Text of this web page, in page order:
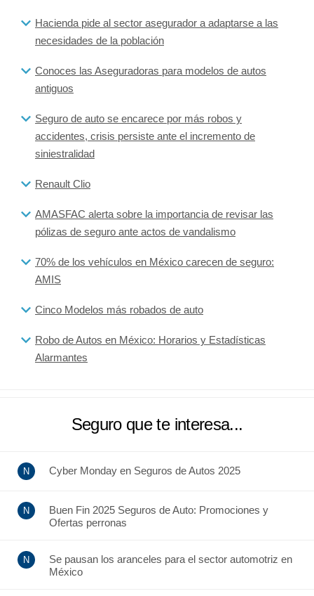
Hacienda pide al sector asegurador a adaptarse a las
necesidades de la población
Conoces las Aseguradoras para modelos de autos
antiguos
Seguro de auto se encarece por más robos y
accidentes, crisis persiste ante el incremento de
siniestralidad
Renault Clio
AMASFAC alerta sobre la importancia de revisar las
pólizas de seguro ante actos de vandalismo
70% de los vehículos en México carecen de seguro:
AMIS
Cinco Modelos más robados de auto
Robo de Autos en México: Horarios y Estadísticas
Alarmantes
Seguro que te interesa...
Cyber Monday en Seguros de Autos 2025
Buen Fin 2025 Seguros de Auto: Promociones y
Ofertas perronas
Se pausan los aranceles para el sector automotriz en
México